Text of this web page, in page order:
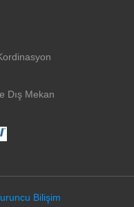
Dış Mekan
Bilişim